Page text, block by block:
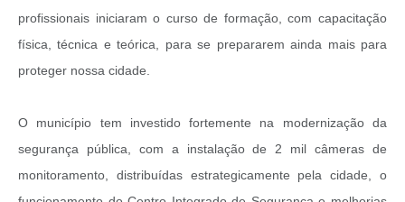
profissionais iniciaram o curso de formação, com capacitação
física, técnica e teórica, para se prepararem ainda mais para
proteger nossa cidade.
O município tem investido fortemente na modernização da
segurança pública, com a instalação de 2 mil câmeras de
monitoramento, distribuídas estrategicamente pela cidade, o